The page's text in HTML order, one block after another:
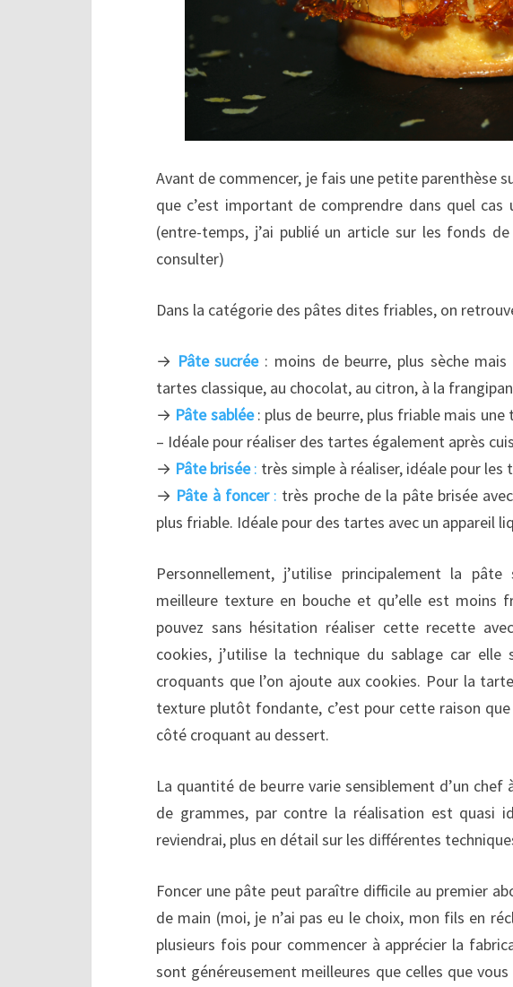
Avant de commencer, je fais une petite parenthèse
que c’est important de comprendre dans quel
(entre-temps, j’ai publié un article sur les fonds
consulter)
Dans la catégorie des pâtes dites friables, on
→ Pâte sucrée : moins de beurre, plus sèche
tartes classique, au chocolat, au citron, à la
→ Pâte sablée : plus de beurre, plus friable mais
– Idéale pour réaliser des tartes également après
→ Pâte brisée: très simple à réaliser, idéale pour
→ Pâte à foncer: très proche de la pâte brisée
plus friable. Idéale pour des tartes avec un appareil
Personnellement, j’utilise principalement la
meilleure texture en bouche et qu’elle est moins
pouvez sans hésitation réaliser cette recette
cookies, j’utilise la technique du sablage car
croquants que l’on ajoute aux cookies. Pour la
texture plutôt fondante, c’est pour cette raison
côté croquant au dessert.
La quantité de beurre varie sensiblement d’un chef
de grammes, par contre la réalisation est quasi
reviendrai, plus en détail sur les différentes
Foncer une pâte peut paraître difficile au premier
de main (moi, je n’ai pas eu le choix, mon fils en
plusieurs fois pour commencer à apprécier la
sont généreusement meilleures que celles que